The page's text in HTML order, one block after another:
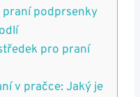
podprsenky
pro praní
v pračce: Jaký je